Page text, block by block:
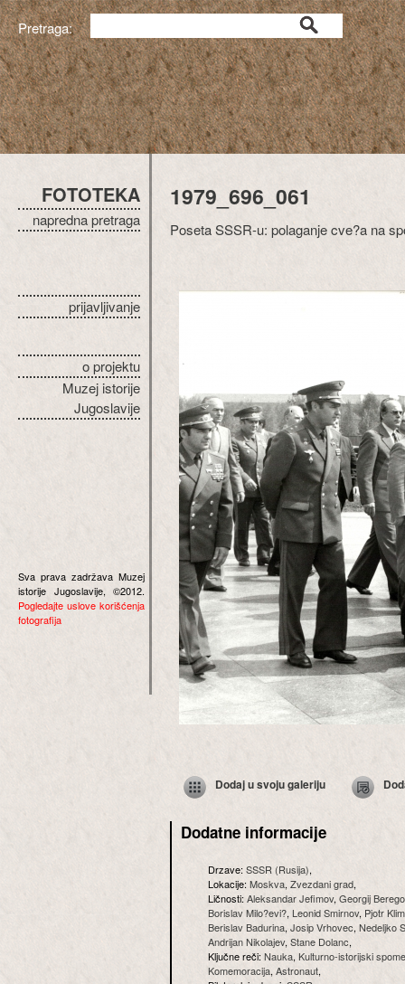
Pretraga:
FOTOTEKA
napredna pretraga
prijavljivanje
o projektu
Muzej istorije
Jugoslavije
Sva prava zadržava Muzej
istorije Jugoslavije, ©2012.
Pogledajte uslove korišćenja
fotografija
1979_696_061
Poseta SSSR-u: polaganje cve?a na
Dodaj u svoju galeriju
Dodatne informacije
Drzave:SSSR (Rusija),
Lokacije:Moskva, Zvezdani grad,
Ličnosti:Aleksandar Jefimov, Georgij
Borislav Milo?evi?, Leonid Smirnov, Pjotr
Berislav Badurina, Josip Vrhovec, Nedeljko
Andrijan Nikolajev, Stane Dolanc,
Ključne reči:Nauka, Kulturno-istorijski
Komemoracija, Astronaut,